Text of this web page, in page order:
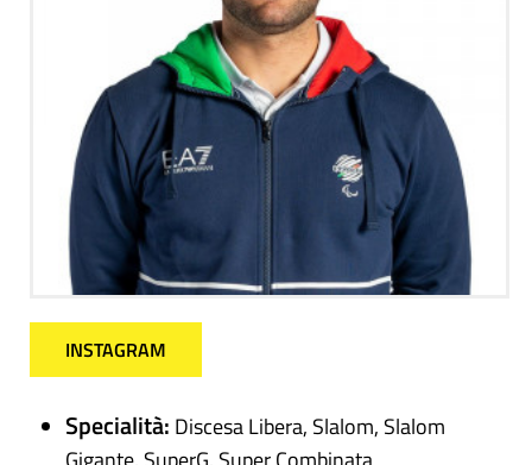
INSTAGRAM
Specialità: Discesa Libera, Slalom, Slalom